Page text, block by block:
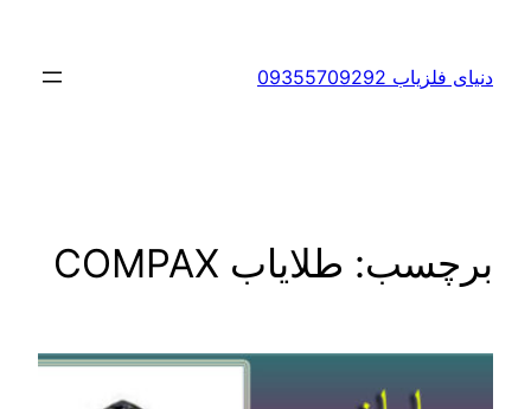
محتوادنیای فلزیاب 09355709292
برچسب: طلایاب COMPAX